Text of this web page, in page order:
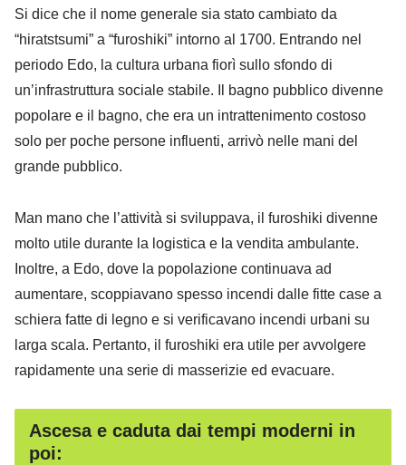
Si dice che il nome generale sia stato cambiato da
“hiratstsumi” a “furoshiki” intorno al 1700. Entrando nel
periodo Edo, la cultura urbana fiorì sullo sfondo di
un’infrastruttura sociale stabile. Il bagno pubblico divenne
popolare e il bagno, che era un intrattenimento costoso
solo per poche persone influenti, arrivò nelle mani del
grande pubblico.
Man mano che l’attività si sviluppava, il furoshiki divenne
molto utile durante la logistica e la vendita ambulante.
Inoltre, a Edo, dove la popolazione continuava ad
aumentare, scoppiavano spesso incendi dalle fitte case a
schiera fatte di legno e si verificavano incendi urbani su
larga scala. Pertanto, il furoshiki era utile per avvolgere
rapidamente una serie di masserizie ed evacuare.
Ascesa e caduta dai tempi moderni in
poi: